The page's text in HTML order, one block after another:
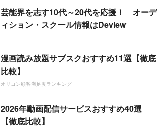
芸能界を志す10代～20代を応援！ オーデ
ィション・スクール情報はDeview
漫画読み放題サブスクおすすめ11選【徹底
比較】
オリコン顧客満足度ランキング
2026年動画配信サービスおすすめ40選
【徹底比較】